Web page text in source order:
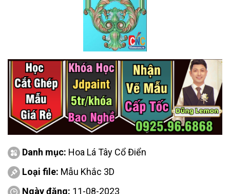
Danh mục: Hoa Lá Tây Cổ Điển
Loại file: Mẫu Khắc 3D
Ngày đăng: 11-08-2023